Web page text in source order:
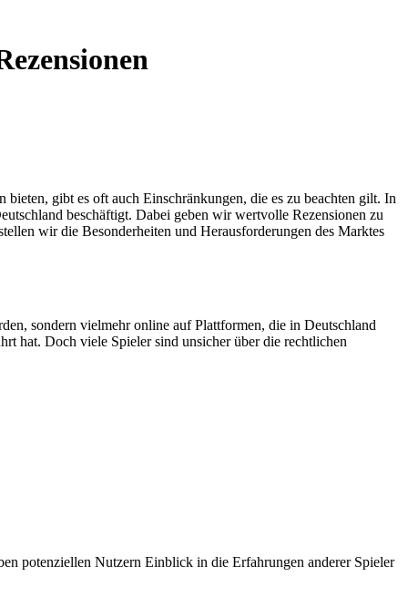
gibt es oft auch Einschränkungen, die es zu beachten gilt. In
beschäftigt. Dabei geben wir wertvolle Rezensionen zu
wir die Besonderheiten und Herausforderungen des Marktes
sondern vielmehr online auf Plattformen, die in Deutschland
hat. Doch viele Spieler sind unsicher über die rechtlichen
potenziellen Nutzern Einblick in die Erfahrungen anderer Spieler